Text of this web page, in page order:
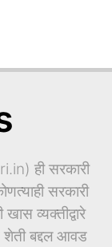
ही सरकारी
सरकारी
व्यक्तीद्वारे
शेती बद्दल आवड